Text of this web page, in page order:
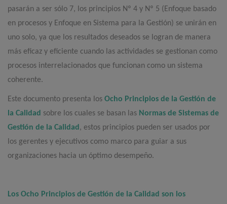
pasarán a ser sólo 7, los principios Nº 4 y Nº 5 (Enfoque basado
en procesos y Enfoque en Sistema para la Gestión) se unirán en
uno solo, ya que los resultados deseados se logran de manera
más eficaz y eficiente cuando las actividades se gestionan como
procesos interrelacionados que funcionan como un sistema
coherente.
Este documento presenta los Ocho Principios de la Gestión de
la Calidad sobre los cuales se basan las Normas de Sistemas de
Gestión de la Calidad, estos principios pueden ser usados por
los gerentes y ejecutivos como marco para guiar a sus
organizaciones hacia un óptimo desempeño.
Los Ocho Principios de Gestión de la Calidad son los